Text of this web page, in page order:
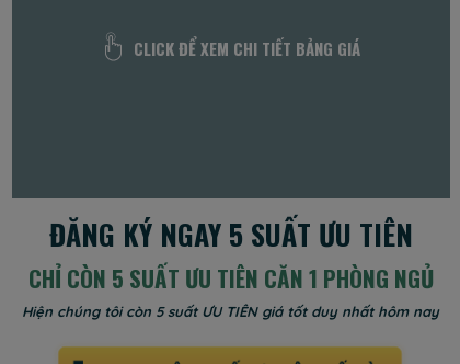
CLICK ĐỂ XEM CHI TIẾT BẢNG GIÁ
CHỈ CÒN 5 SUẤT ƯU TIÊN CĂN 1 PHÒNG NGỦ
ĐĂNG KÝ NGAY 5 SUẤT ƯU TIÊN
Hiện chúng tôi còn 5 suất ƯU TIÊN giá tốt duy nhất hôm nay